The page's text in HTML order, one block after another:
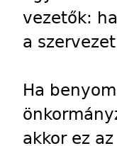
vezetők:
a
Ha
akkor ez